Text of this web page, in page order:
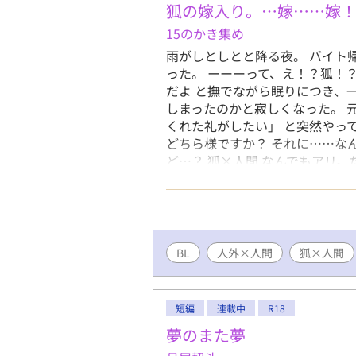
狐の嫁入り。…嫁……嫁！
15のかき集め
雨がしとしとと降る夜。 バイト
った。 ーーーって、え！？狐！
だよ と撫でながら眠りにつき、
しまったのかと寂しくなった。
くれた礼がしたい」 と突然や
どちら様ですか？ それに……な
ど…？ 狐×人間 なんでもアリ。
BL 人外×人間 狐×人間
短編 連載中 R18
夢のまた夢